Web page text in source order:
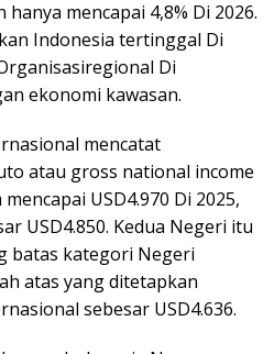
hanya mencapai 4,8% Di 2026.
Indonesia tertinggal Di
Di
ekonomi kawasan.
mencatat
atau gross national income
USD4.970 Di 2025,
USD4.850. Kedua Negeri itu
batas kategori Negeri
atas yang ditetapkan
sebesar USD4.636.